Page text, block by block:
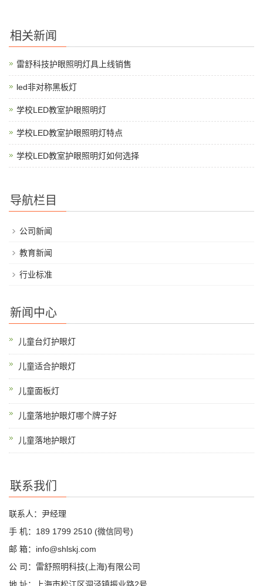
相关新闻
雷舒科技护眼照明灯具上线销售
led非对称黑板灯
学校LED教室护眼照明灯
学校LED教室护眼照明灯特点
学校LED教室护眼照明灯如何选择
导航栏目
公司新闻
教育新闻
行业标准
新闻中心
儿童台灯护眼灯
儿童适合护眼灯
儿童面板灯
儿童落地护眼灯哪个牌子好
儿童落地护眼灯
联系我们
联系人：尹经理
手 机：189 1799 2510 (微信同号)
邮 箱：info@shlskj.com
公 司：雷舒照明科技(上海)有限公司
地 址：上海市松江区洞泾镇振业路2号